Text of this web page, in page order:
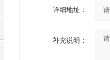
详细地址：
补充说明：